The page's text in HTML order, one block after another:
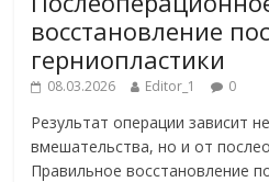
восстановление
герниопластики
08.03.2026 Editor_1 0
Результат операции зависит
вмешательства, но и от
Правильное восстановление